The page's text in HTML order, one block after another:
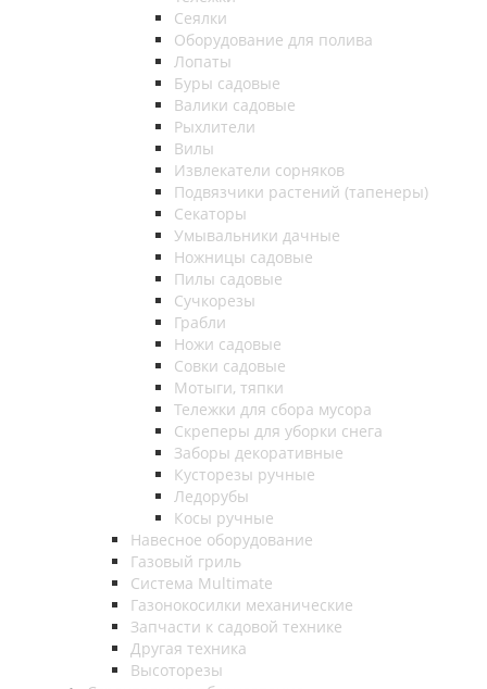
Сеялки
Оборудование для полива
Лопаты
Буры садовые
Валики садовые
Рыхлители
Вилы
Извлекатели сорняков
Подвязчики растений (тапенеры)
Секаторы
Умывальники дачные
Ножницы садовые
Пилы садовые
Сучкорезы
Грабли
Ножи садовые
Совки садовые
Мотыги, тяпки
Тележки для сбора мусора
Скреперы для уборки снега
Заборы декоративные
Кусторезы ручные
Ледорубы
Косы ручные
Навесное оборудование
Газовый гриль
Система Multimate
Газонокосилки механические
Запчасти к садовой технике
Другая техника
Высоторезы